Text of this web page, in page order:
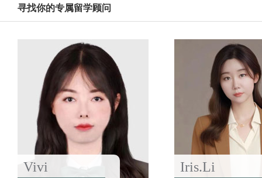
寻找你的专属留学顾问
Vivi Iris.Li